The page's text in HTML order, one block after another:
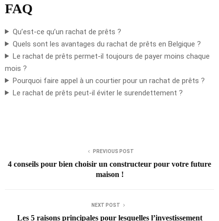
FAQ
Qu’est-ce qu’un rachat de prêts ?
Quels sont les avantages du rachat de prêts en Belgique ?
Le rachat de prêts permet-il toujours de payer moins chaque
mois ?
Pourquoi faire appel à un courtier pour un rachat de prêts ?
Le rachat de prêts peut-il éviter le surendettement ?
PREVIOUS POST
4 conseils pour bien choisir un constructeur pour votre future
maison !
NEXT POST
Les 5 raisons principales pour lesquelles l’investissement